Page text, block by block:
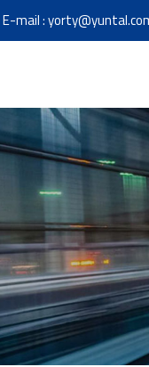
E-mail :